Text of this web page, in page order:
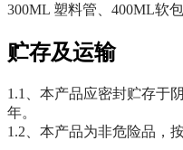
300ML 塑料管、400ML软
贮存及运输
1.1、本产品应密封贮存于
年。
1.2、本产品为非危险品，